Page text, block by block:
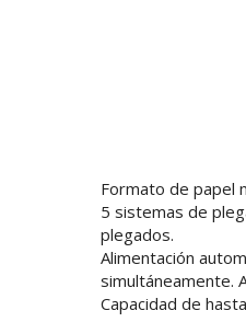
Formato de papel
5 sistemas de
plegados.
Alimentación
simultáneamente.
Capacidad de